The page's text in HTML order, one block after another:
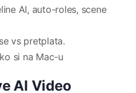
AI, auto-roles, scene
vs pretplata.
si na Mac-u
AI Video